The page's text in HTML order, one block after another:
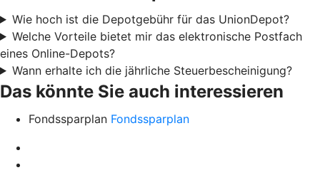
Wie hoch ist die Depotgebühr für das UnionDepot?
Welche Vorteile bietet mir das elektronische Postfach
eines Online-Depots?
Wann erhalte ich die jährliche Steuerbescheinigung?
Das könnte Sie auch interessieren
Fondssparplan Fondssparplan